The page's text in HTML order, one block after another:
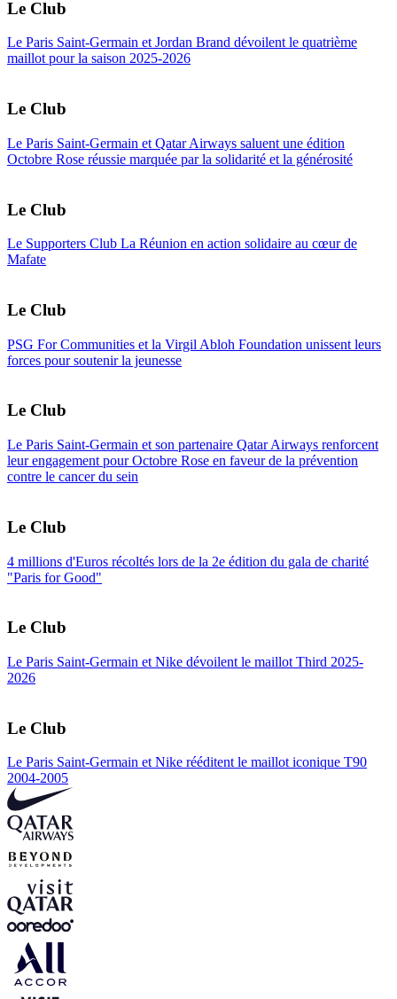
Le Club
Le Paris Saint-Germain et Jordan Brand dévoilent le quatrième
maillot pour la saison 2025-2026
Le Club
Le Paris Saint-Germain et Qatar Airways saluent une édition
Octobre Rose réussie marquée par la solidarité et la générosité
Le Club
Le Supporters Club La Réunion en action solidaire au cœur de
Mafate
Le Club
PSG For Communities et la Virgil Abloh Foundation unissent leurs
forces pour soutenir la jeunesse
Le Club
Le Paris Saint-Germain et son partenaire Qatar Airways renforcent
leur engagement pour Octobre Rose en faveur de la prévention
contre le cancer du sein
Le Club
4 millions d'Euros récoltés lors de la 2e édition du gala de charité
"Paris for Good"
Le Club
Le Paris Saint-Germain et Nike dévoilent le maillot Third 2025-
2026
Le Club
Le Paris Saint-Germain et Nike rééditent le maillot iconique T90
2004-2005